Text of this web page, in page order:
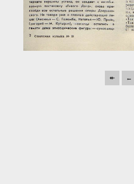
↞ ←